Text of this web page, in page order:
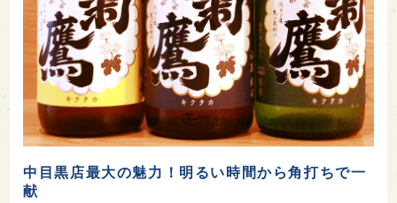
中目黒店最大の魅力！明るい時間から角打ちで一
献